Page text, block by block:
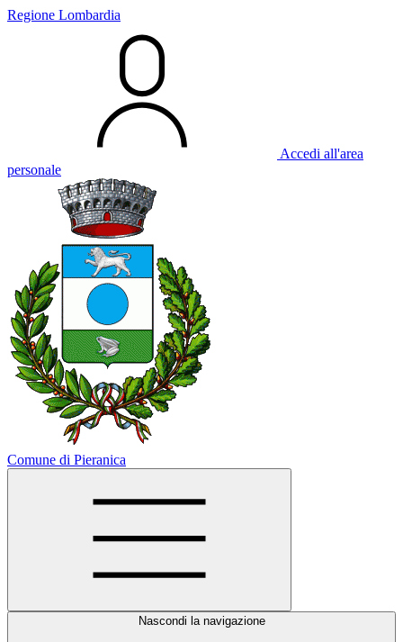
Regione Lombardia
Accedi all'area
personale
Comune di Pieranica
Nascondi la navigazione